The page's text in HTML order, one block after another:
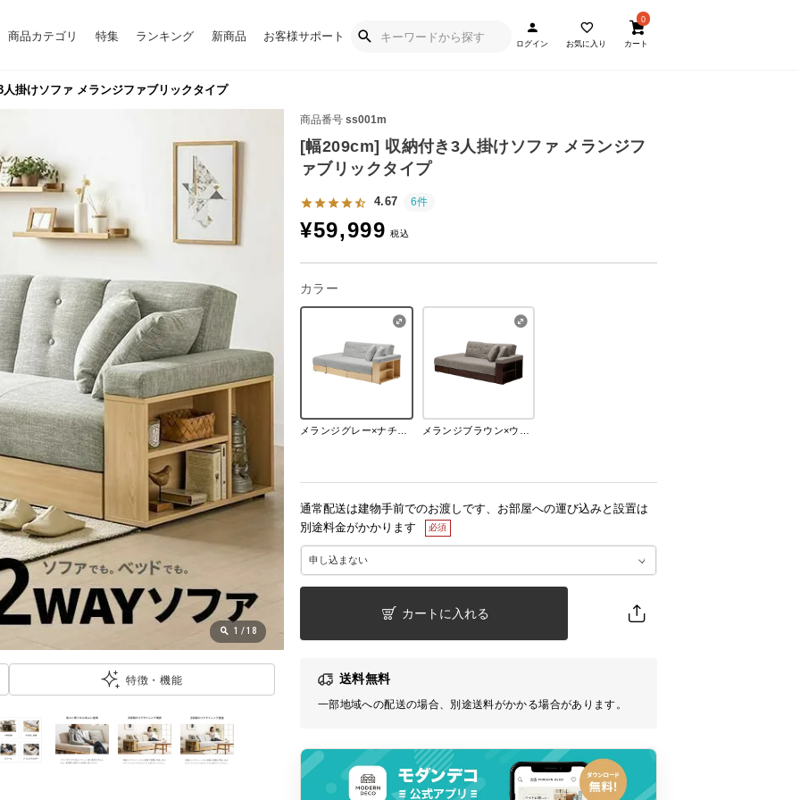
商品カテゴリ 特集 ランキング 新商品 お客様サポート
ログイン お気に入り
0
カート
掛けソファ メランジファブリックタイプ
商品番号 ss001m
[幅209cm] 収納付き3人掛けソファ メランジフ
ァブリックタイプ
4.67 6件
¥59,999
カラー
通常配送は建物手前でのお渡しです、お部屋への運び込みと設置は
別途料金がかかります
カートに入れる
送料無料
一部地域への配送の場合、別途送料がかかる場合があります。
1 /18
特徴・機能